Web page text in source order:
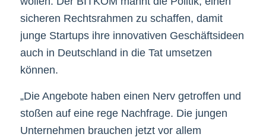
sicheren Rechtsrahmen zu schaffen, damit
junge Startups ihre innovativen Geschäftsideen
auch in Deutschland in die Tat umsetzen
können.
„Die Angebote haben einen Nerv getroffen und
stoßen auf eine rege Nachfrage. Die jungen
Unternehmen brauchen jetzt vor allem